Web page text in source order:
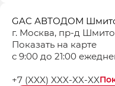
GAC АВТОДОМ
г. Москва, пр-д
Показать на карте
с 9:00 до 21:00
+7 (XXX) XXX-XX-XX